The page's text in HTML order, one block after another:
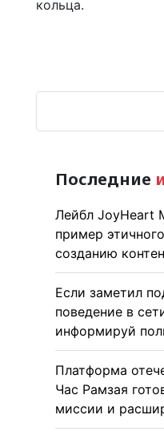
кольца.
Последние
Лейбл JoyHeart
пример
созданию
Если заметил
поведение в
информируй
Платформа
Час Рамзая
миссии и